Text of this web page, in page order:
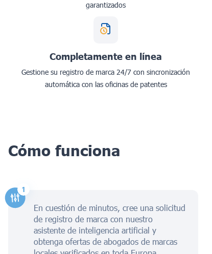
garantizados
Completamente en línea
Gestione su registro de marca 24/7 con sincronización
automática con las oficinas de patentes
Cómo funciona
En cuestión de minutos, cree una solicitud
de registro de marca con nuestro
asistente de inteligencia artificial y
obtenga ofertas de abogados de marcas